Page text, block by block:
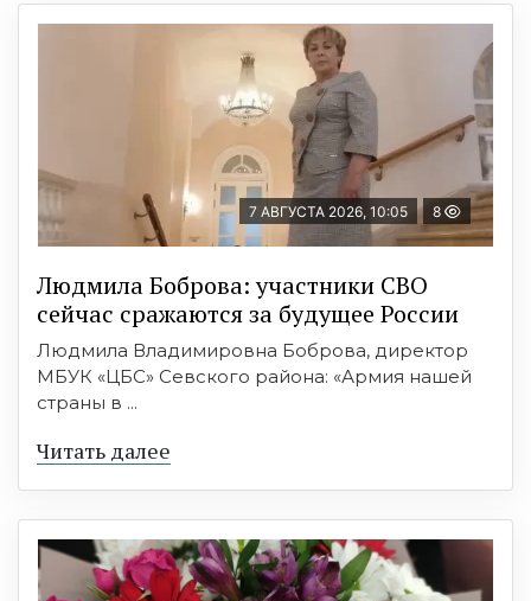
7 АВГУСТА 2026, 10:05 8
Людмила Боброва: участники СВО
сейчас сражаются за будущее России
Людмила Владимировна Боброва, директор
МБУК «ЦБС» Севского района: «Армия нашей
страны в ...
Читать далее